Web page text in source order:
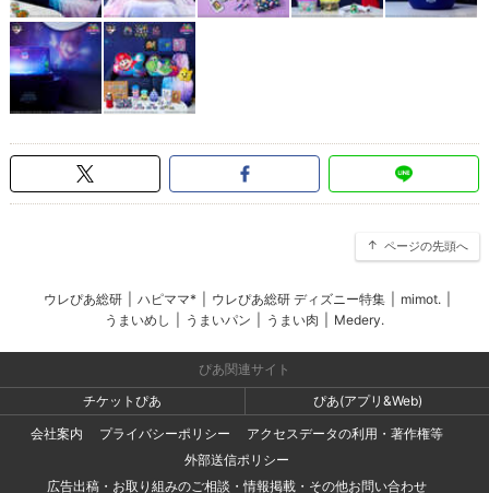
ページの先頭へ
ウレぴあ総研 ハピママ* ウレぴあ総研 ディズニー特集 mimot.
うまいめし
うまいパン うまい肉 Medery.
ぴあ関連サイト
チケットぴあ
ぴあ(アプリ&Web)
会社案内
プライバシーポリシー
アクセスデータの利用・著作権等
外部送信ポリシー
広告出稿・お取り組みのご相談・情報掲載・その他お問い合わせ